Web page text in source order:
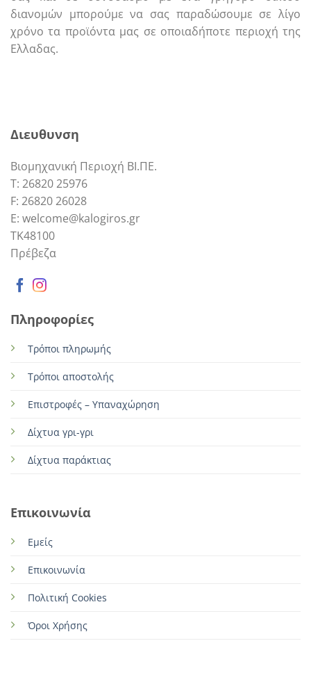
διανομών μπορούμε να σας παραδώσουμε σε λίγο
χρόνο τα προϊόντα μας σε οποιαδήποτε περιοχή της
Ελλαδας.
Διευθυνση
Βιομηχανική Περιοχή ΒΙ.ΠΕ.
Τ: 26820 25976
F: 26820 26028
E: welcome@kalogiros.gr
TK48100
Πρέβεζα
Πληροφορίες
Τρόποι πληρωμής
Τρόποι αποστολής
Επιστροφές – Υπαναχώρηση
Δίχτυα γρι-γρι
Δίχτυα παράκτιας
Επικοινωνία
Εμείς
Επικοινωνία
Πολιτική Cookies
Όροι Χρήσης